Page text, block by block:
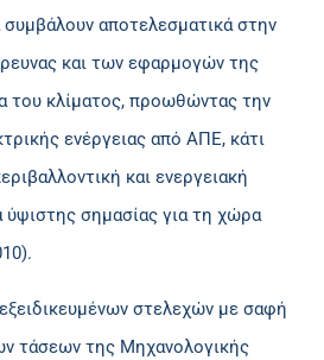
αποτελεσματικά στην
και των εφαρμογών της
του κλίματος, προωθώντας την
ενέργειας από ΑΠΕ, κάτι
και ενεργειακή
ύψιστης σημασίας για τη χώρα
στελεχών με σαφή
τάσεων της Μηχανολογικής